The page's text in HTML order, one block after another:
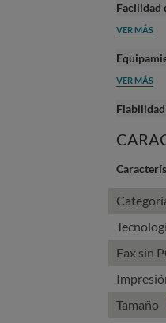
Facilidad
VER MÁS
VER MÁS
Fax sin
Tamaño